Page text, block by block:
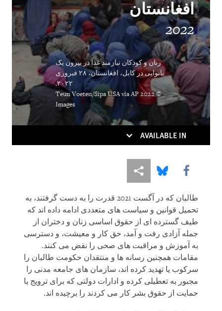
DOWNLOAD
افغانستان
2022
زنان و کودکان نیازمند غذا در بیرون یک
نانوایی در کابل، افغانستان، ۲۸ فبروری
۲۰۲۲.
© 2022 Teun Voeten/Sipa USA via AP
Images
AVAILABLE IN
Share this via Facebook
Share this via Bluesky
More sharing options
طالبان که در آگست 2021 قدرت را به دست گرفتند، به
تحمیل قوانین و سیاست های متعددی ادامه داده اند که
طیف گسترده ای از حقوق اساسی زنان و دختران از
جمله آزادی رفت و آمد، حق کار و معیشت، و دسترسی
به آموزش و مراقبت های صحی را نقض می کنند.
مقامات همچنین رسانه ها و منتقدان حکومت طالبان را
سرکوب یا تهدید کرده اند، سازمان های جامعه مدنی را
مجبور به تعطیلی کرده و ادارات دولتی که برای ترویج یا
حمایت از حقوق بشر کار می کردند را برچیده اند.